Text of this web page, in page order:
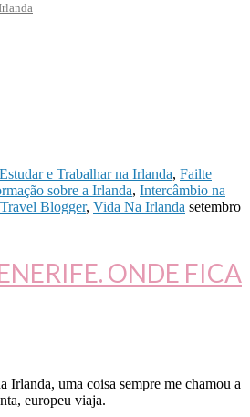
Estudar e Trabalhar na Irlanda, Failte
sobre a Irlanda, Intercâmbio na
Travel Blogger, Vida Na Irlanda setembro
ONDE FICA
Irlanda, uma coisa sempre me chamou a
europeu viaja.